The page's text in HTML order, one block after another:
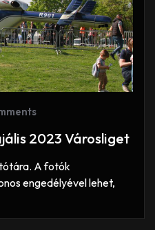
2023 Városliget
A fotók
engedélyével lehet,